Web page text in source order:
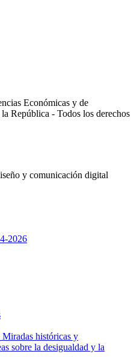
Económicas y de
República - Todos los derechos
y comunicación digital
2026
históricas y
sobre la desigualdad y la